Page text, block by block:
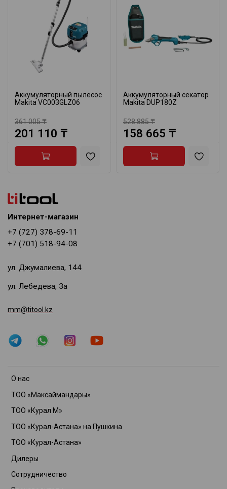
Аккумуляторный пылесос
Makita VC003GLZ06
361 005 ₸
201 110 ₸
Аккумуляторный секатор
Makita DUP180Z
528 885 ₸
158 665 ₸
О нас
ТОО «Максаймандары»
ТОО «Курал М»
ТОО «Курал-Астана» на Пушкина
ТОО «Курал-Астана»
Дилеры
Сотрудничество
Интернет-магазин
+7 (727) 378-69-11
+7 (701) 518-94-08
ул. Джумалиева, 144
ул. Лебедева, 3а
mm@titool.kz